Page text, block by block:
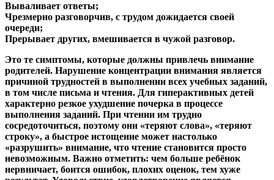
Вываливает ответы;
Чрезмерно разговорчив, с трудом дожидается своей
очереди;
Прерывает других, вмешивается в чужой разговор.
Это те симптомы, которые должны привлечь внимание
родителей. Нарушение концентрации внимания является
причиной трудностей в выполнении всех учебных заданий,
в том числе письма и чтения. Для гиперактивных детей
характерно резкое ухудшение почерка в процессе
выполнения заданий. При чтении им трудно
сосредоточиться, поэтому они «теряют слова», «теряют
строку», а быстрое истощение может настолько
«разрушить» внимание, что чтение становится просто
невозможным. Важно отметить: чем больше ребёнок
нервничает, боится ошибок, плохих оценок, тем хуже